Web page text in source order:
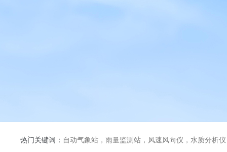
热门关键词： 自动气象站，雨量监测站，风速风向仪，水质分析